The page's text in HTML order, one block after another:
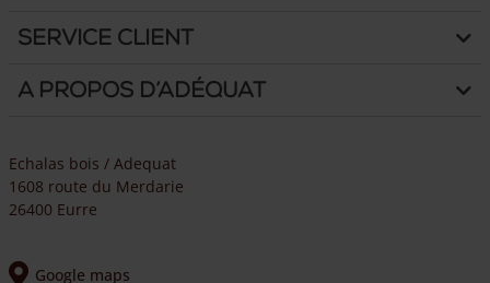
Service client
A propos d’Adéquat
Echalas bois / Adequat
1608 route du Merdarie
26400 Eurre
Google maps